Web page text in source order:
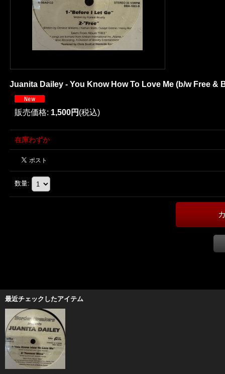
Juanita Dailey - You Know How To Love Me (b/w Free &
販売価格: 1,500円 (税込)
在庫わずか
数量:
最近チェックしたアイテム